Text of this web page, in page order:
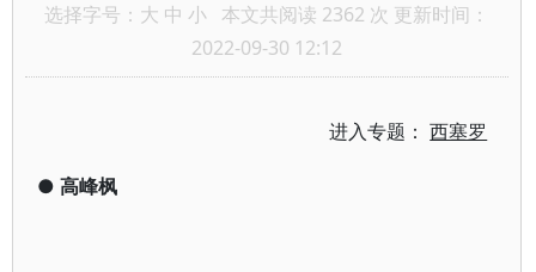
选择字号： 大 中 小 本文共阅读 2362 次 更新时间：
2022-09-30 12:12
进入专题：西塞罗
● 高峰枫